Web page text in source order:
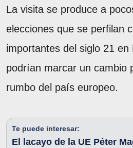
La visita se produce a
elecciones que se perfilan
importantes del siglo 21
podrían marcar un cambio
rumbo del país europeo.
Te puede interesar:
El lacayo de la UE Péter